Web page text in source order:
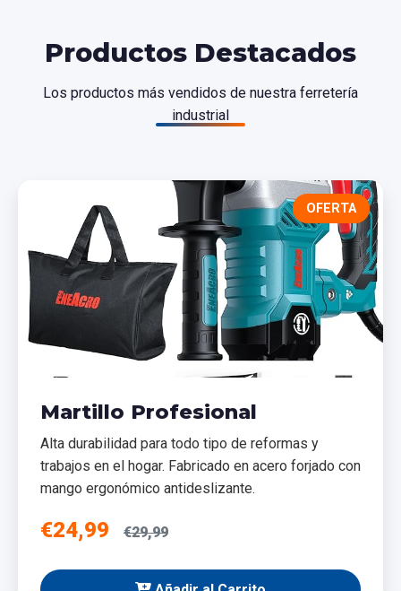
Productos Destacados
Los productos más vendidos de nuestra ferretería
industrial
OFERTA
Martillo Profesional
Alta durabilidad para todo tipo de reformas y
trabajos en el hogar. Fabricado en acero forjado con
mango ergonómico antideslizante.
€24,99 €29,99